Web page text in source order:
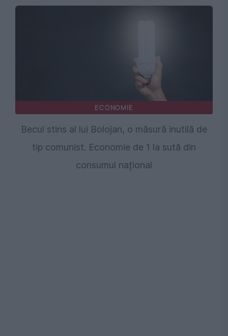
ECONOMIE
Becul stins al lui Bolojan, o măsură inutilă de
tip comunist. Economie de 1 la sută din
consumul național